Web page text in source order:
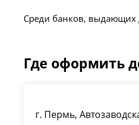
Среди банков, выдающих
Где оформить
г. Пермь,